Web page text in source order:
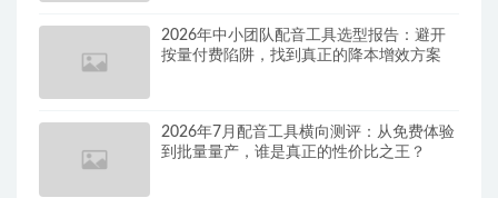
2026年中小团队配音工具选型报告：避开
按量付费陷阱，找到真正的降本增效方案
2026年7月配音工具横向测评：从免费体验
到批量量产，谁是真正的性价比之王？